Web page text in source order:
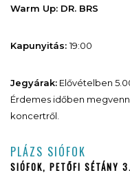
Warm Up: DR. BRS
Kapunyitás:19:00
Jegyárak: Elővételben
Érdemes időben
koncertről.
PLÁZS SIÓFOK
SIÓFOK, PETŐFI SÉTÁNY 3.